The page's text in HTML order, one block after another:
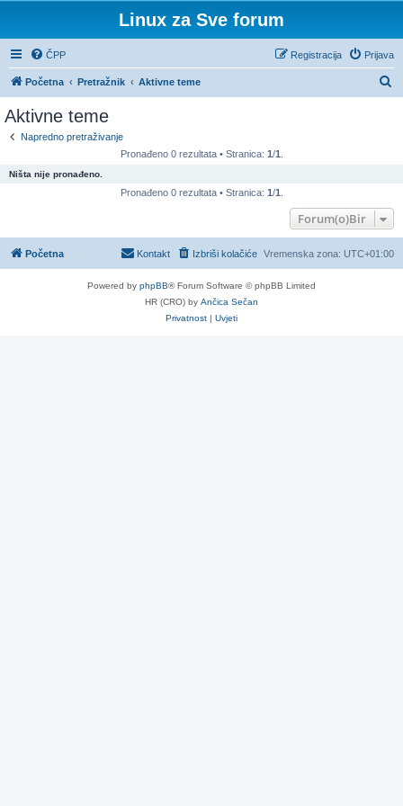
Linux za Sve forum
ČPP Prijava
Registracija
Početna Pretražnik Aktivne teme
ž
i
Aktivne teme
Napredno pretraživanje
Pronađeno 0 rezultata • Stranica: 1/1
Ništa nije pronađeno.
Pronađeno 0 rezultata • Stranica: 1/1
Forum(o)Bir
Početna Vremenska zona: UTC+01:00
Izbriši kolačiće
Kontakt
Powered by phpBB® Forum Software © phpBB Limited
HR (CRO) by Ančica Sečan
Privatnost | Uvjeti